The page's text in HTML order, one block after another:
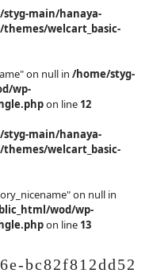
main/hanaya-
welcart_basic-
on null in /home/styg-
wp-
on line 12
main/hanaya-
welcart_basic-
on null in
wod/wp-
on line 13
bc82f812dd52